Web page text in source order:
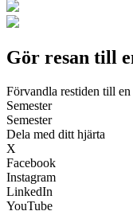
Gör resan till
Förvandla restiden till
Semester
Semester
Dela med ditt hjärta
X
Facebook
Instagram
LinkedIn
YouTube